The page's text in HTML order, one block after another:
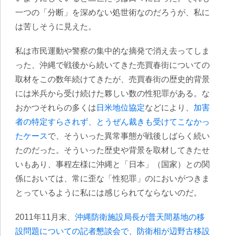
一つの「分断」を深めない処世術なのだろうが、私に
は苦しそうに見えた。
私は市民運動や警察の集中的な摘発で消え去ってしま
った、沖縄で戦後から続いてきた売買春街についての
取材をこの数年続けてきたが、売買春街の歴史的背景
には米兵から受け続けた夥しい数の性犯罪がある。な
おかつそれらの多くは 日米地位協定などにより、 加害
者の特定すらされず、とうぜん裁きも受けてこなかっ
たケースで、そういった異常事態が戦後しばらく続い
たのだった。そういった歴史や背景を取材してきたせ
いもあり、事程左様に沖縄と「日本」（国家）との関
係においては、常に歪な「性犯罪」のにおいがつきま
とっているように私には感じられてならないのだ。
2011年11月末、 沖縄防衛施設局長が普天間基地の移
設問題についての記者懇談会で、防衛相が辺野古移設